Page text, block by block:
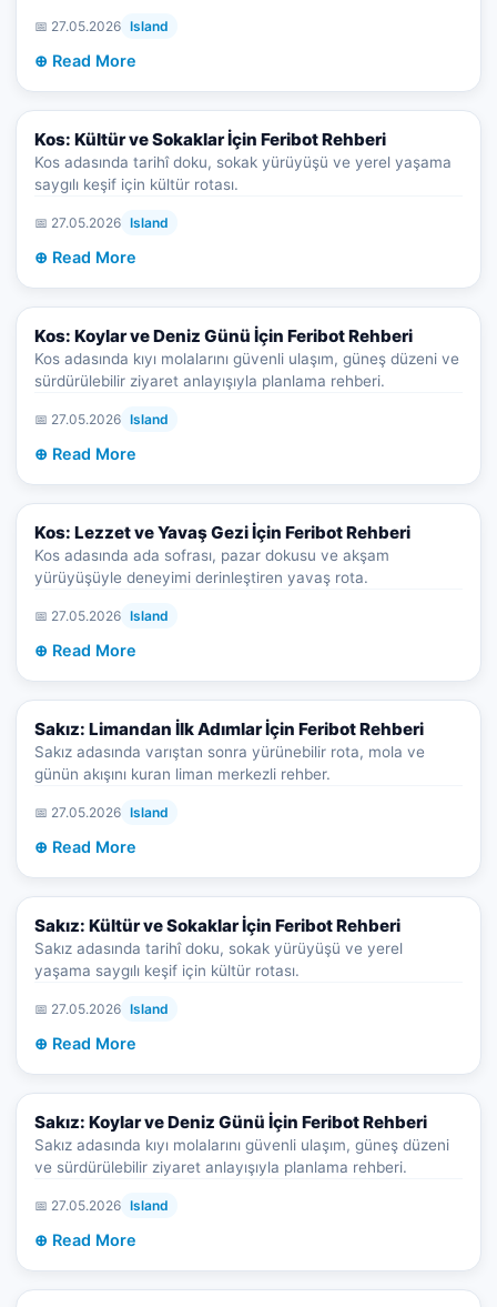
📅 27.05.2026 Island
⊕ Read More
Kos: Kültür ve Sokaklar İçin Feribot Rehberi
Kos adasında tarihî doku, sokak yürüyüşü ve yerel yaşama
saygılı keşif için kültür rotası.
📅 27.05.2026 Island
⊕ Read More
Kos: Koylar ve Deniz Günü İçin Feribot Rehberi
Kos adasında kıyı molalarını güvenli ulaşım, güneş düzeni ve
sürdürülebilir ziyaret anlayışıyla planlama rehberi.
📅 27.05.2026 Island
⊕ Read More
Kos: Lezzet ve Yavaş Gezi İçin Feribot Rehberi
Kos adasında ada sofrası, pazar dokusu ve akşam
yürüyüşüyle deneyimi derinleştiren yavaş rota.
📅 27.05.2026 Island
⊕ Read More
Sakız: Limandan İlk Adımlar İçin Feribot Rehberi
Sakız adasında varıştan sonra yürünebilir rota, mola ve
günün akışını kuran liman merkezli rehber.
📅 27.05.2026 Island
⊕ Read More
Sakız: Kültür ve Sokaklar İçin Feribot Rehberi
Sakız adasında tarihî doku, sokak yürüyüşü ve yerel
yaşama saygılı keşif için kültür rotası.
📅 27.05.2026 Island
⊕ Read More
Sakız: Koylar ve Deniz Günü İçin Feribot Rehberi
Sakız adasında kıyı molalarını güvenli ulaşım, güneş düzeni
ve sürdürülebilir ziyaret anlayışıyla planlama rehberi.
📅 27.05.2026 Island
⊕ Read More